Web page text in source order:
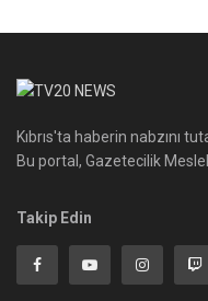
Kıbrıs'ta haberin nabzını
Bu portal, Gazetecilik
Takip Edin